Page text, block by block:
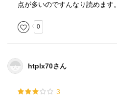
点が多いのですんなり読めます。
0
htplx70さん
3